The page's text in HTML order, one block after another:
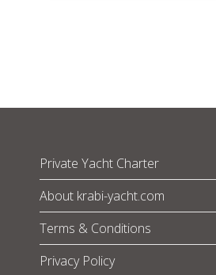
Private Yacht Charter
About krabi-yacht.com
Terms & Conditions
Privacy Policy